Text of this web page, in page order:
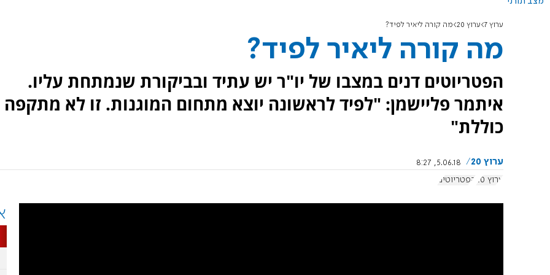
ערוץ 7 ערוץ 20 מה קורה ליאיר לפיד?
מה קורה ליאיר לפיד?
הפטריוטים דנים במצבו של יו"ר יש עתיד ובביקורת שנמתחת עליו.
איתמר פליישמן: "לפיד לראשונה יוצא מתחום המוגנות. זו לא מתקפה
כוללת"
ערוץ 20
5.06.18, 8:27
ערוץ 20
הפטריוטים